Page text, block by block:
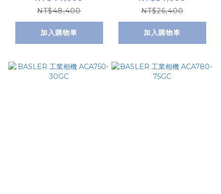
NT$48,400
加入購物車
NT$26,400
加入購物車